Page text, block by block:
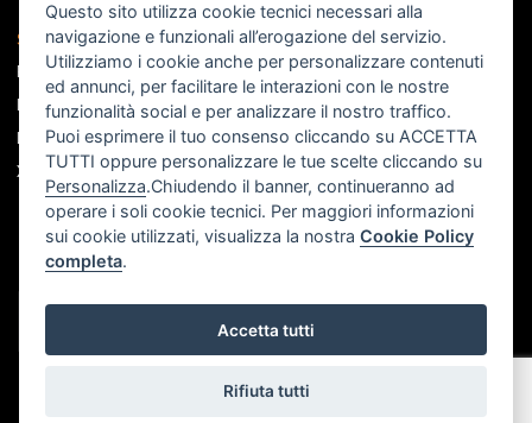
Questo sito utilizza cookie tecnici necessari alla
navigazione e funzionali all’erogazione del servizio.
Utilizziamo i cookie anche per personalizzare contenuti
ed annunci, per facilitare le interazioni con le nostre
funzionalità social e per analizzare il nostro traffico.
Puoi esprimere il tuo consenso cliccando su ACCETTA
TUTTI oppure personalizzare le tue scelte cliccando su
Personalizza.Chiudendo il banner, continueranno ad
operare i soli cookie tecnici. Per maggiori informazioni
sui cookie utilizzati, visualizza la nostraCookie Policy
completa.
Accetta tutti
Rifiuta tutti
Seguici sui social
Facebook
Instagram
Linkedin
X